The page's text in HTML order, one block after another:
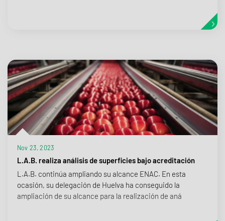
Nov 23, 2023
L.A.B. realiza análisis de superficies bajo acreditación
L.A.B. continúa ampliando su alcance ENAC. En esta
ocasión, su delegación de Huelva ha conseguido la
ampliación de su alcance para la realización de aná